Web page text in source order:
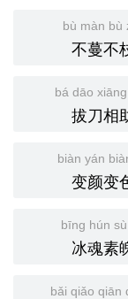
bù màn bù
不蔓不
bá dāo
拔刀相
biàn yán
变颜变
bīng hún
冰魂素
bǎi qiǎo qiān